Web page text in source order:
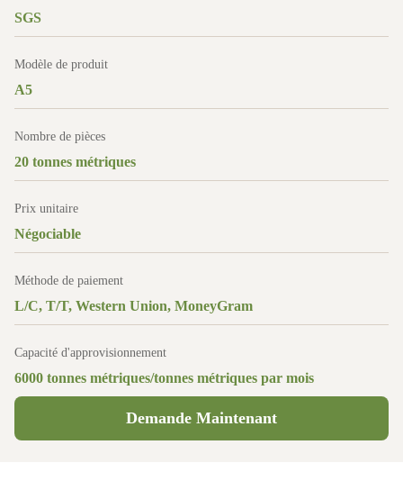
SGS
Modèle de produit
A5
Nombre de pièces
20 tonnes métriques
Prix unitaire
Négociable
Méthode de paiement
L/C, T/T, Western Union, MoneyGram
Capacité d'approvisionnement
6000 tonnes métriques/tonnes métriques par mois
Demande Maintenant